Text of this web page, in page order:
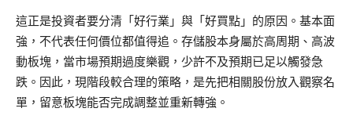
這正是投資者要分清「好行業」與「好買點」的原因。基本面
強，不代表任何價位都值得追。存儲股本身屬於高周期、高波
動板塊，當市場預期過度樂觀，少許不及預期已足以觸發急
跌。因此，現階段較合理的策略，是先把相關股份放入觀察名
單，留意板塊能否完成調整並重新轉強。